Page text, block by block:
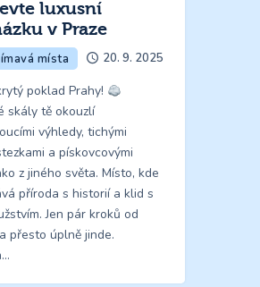
luxusní
v Praze
místa 20. 9. 2025
poklad Prahy!
skály tě okouzlí
výhledy, tichými
a pískovcovými
z jiného světa. Místo, kde
příroda s historií a klid s
Jen pár kroků od
přesto úplně jinde.